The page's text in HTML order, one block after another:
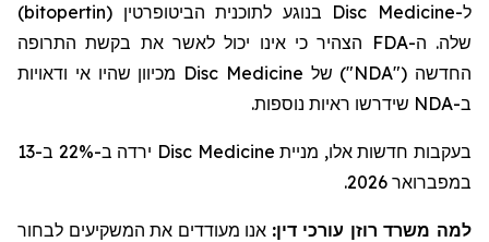
ל-Disc Medicine בנוגע לתוכנית הביטופרטין (bitopertin
)
שלה. ה-FDA הצהיר כי אינו יכול לאשר את בקשת התרופה
החדשה ("NDA") של Disc Medicine מכיוון שהיו אי ודאויות
ב-NDA שידרשו ראיות נוספות.
בעקבות חדשות אלו, מניית Disc Medicine
ירדה ב-22% ב-13
במפברואר 2026.
למה משרד רוזן עורכי דין: אנו מעודדים את המשקיעים לבחור